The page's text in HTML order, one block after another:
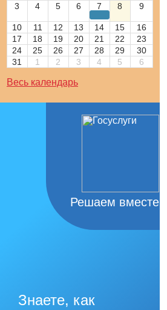
3 4 5 6 7 8 9
10 11 12 13 14 15
16
17
18 19 20 21 22
23
24
25 26 27 28 29
30
31
1 2 3 4 5 6
Весь календарь
Решаем вместе
Знаете, как